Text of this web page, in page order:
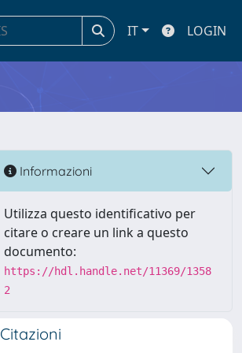
IT LOGIN
Informazioni
Utilizza questo identificativo per
citare o creare un link a questo
documento:
https://hdl.handle.net/11369/1358
2
Citazioni